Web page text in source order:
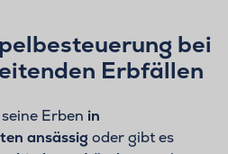
bei
Erbfällen
Erben in
ansässig oder gibt es